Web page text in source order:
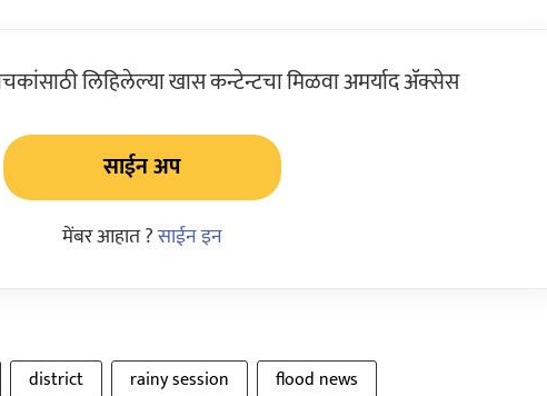
लिहिलेल्या खास कन्टेन्टचा मिळवा अमर्याद ॲक्सेस
साईन अप
मेंबर आहात ?साईन इन
district rainy session flood news